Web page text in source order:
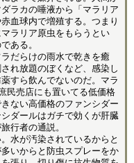
ラカの唾液から「マラリア
血球内で増殖する。つまり
ラリア原虫をもらうとい
ある。
だらけの雨水で乾きを癒
れ放題のぼくなど、感染し
すら飲んでないのだ。マラ
民売店にも置いてる低価格
ない高価格のファンシダー
ダールはガチで効くが肝臓
行者の通説。
水が汚染されているからと
いからと防虫スプレーをか